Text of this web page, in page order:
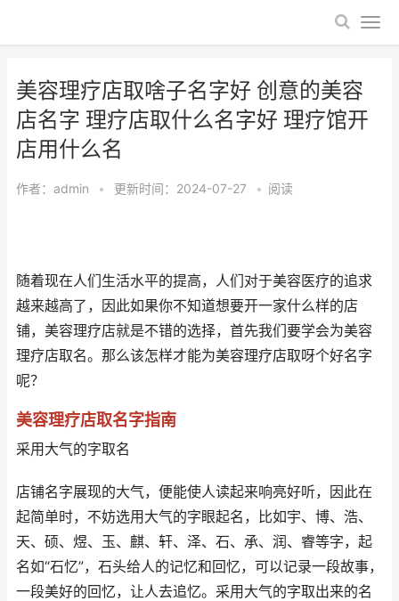
美容理疗店取啥子名字好 创意的美容
店名字 理疗店取什么名字好 理疗馆开
店用什么名
作者： admin • 更新时间：2024-07-27 • 阅读
随着现在人们生活水平的提高，人们对于美容医疗的追求
越来越高了，因此如果你不知道想要开一家什么样的店
铺，美容理疗店就是不错的选择，首先我们要学会为美容
理疗店取名。那么该怎样才能为美容理疗店取呀个好名字
呢？
美容理疗店取名字指南
采用大气的字取名
店铺名字展现的大气，便能使人读起来响亮好听，因此在
起简单时，不妨选用大气的字眼起名，比如宇、博、浩、
天、硕、煜、玉、麒、轩、泽、石、承、润、睿等字，起
名如“石忆”，石头给人的记忆和回忆，可以记录一段故事，
一段美好的回忆，让人去追忆。采用大气的字取出来的名